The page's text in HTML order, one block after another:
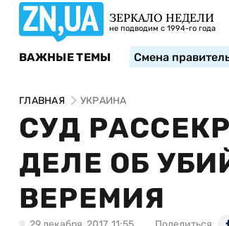
ЗЕРКАЛО НЕДЕЛИ
не подводим с 1994-го года
ВАЖНЫЕ ТЕМЫ Смена
ГЛАВНАЯ УКРАИНА
СУД
ДЕЛЕ ОБ
ВЕРЕМИЯ